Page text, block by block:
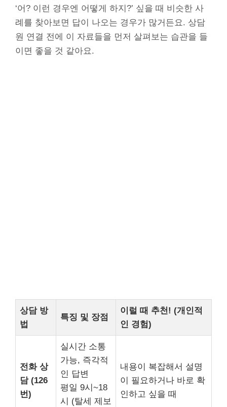
‘어? 이런 경우엔 어떻게 하지?’ 싶을 때 비슷한 사
례를 찾아보면 답이 나오는 경우가 많거든요. 상담
원 연결 전에 이 자료들을 먼저 살펴보는 습관을 들
이면 좋을 것 같아요.
상담 방
법
특징 및 장점
이럴 때 추천! (개인적
인 경험)
전화 상
담 (126
번)
실시간 소통
가능, 즉각적
인 답변
평일 9시~18
시 (탈세 제보
내용이 복잡해서 설명
이 필요하거나 바로 확
인하고 싶을 때